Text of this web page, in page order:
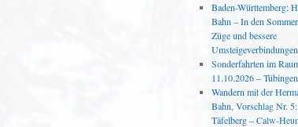
Baden-Württemberg:
Bahn – In den
Züge und bessere
Umsteigeverbindungen
Sonderfahrten im
11.10.2026 –
Wandern mit der
Bahn, Vorschlag Nr.
Täfelberg – Calw-